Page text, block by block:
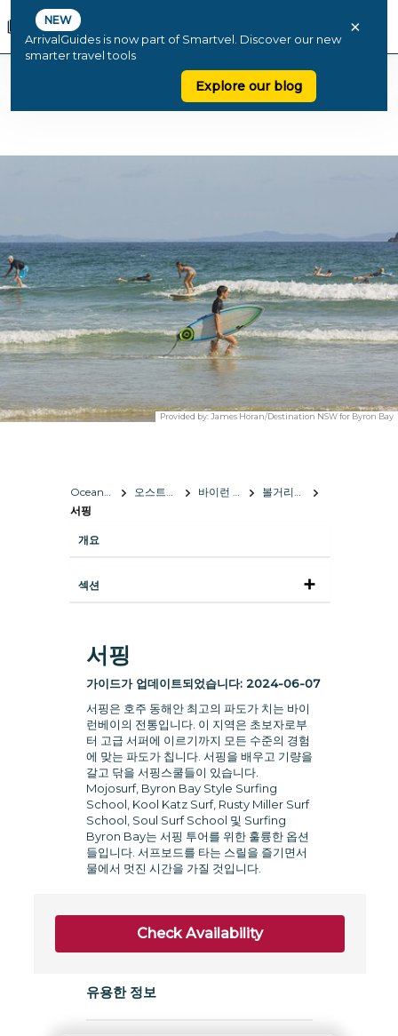
NEW
ArrivalGuides is now part of Smartvel. Discover our new
smarter travel tools
Explore our blog
×
Provided by: James Horan/Destination NSW for Byron Bay
Oceania 오스트레일리아 바이런 베이
볼거리와 즐길거리
서핑
개요
섹션
서핑
가이드가 업데이트되었습니다: 2024-06-07
서핑은 호주 동해안 최고의 파도가 치는 바이
런베이의 전통입니다. 이 지역은 초보자로부
터 고급 서퍼에 이르기까지 모든 수준의 경험
에 맞는 파도가 칩니다. 서핑을 배우고 기량을
갈고 닦을 서핑스쿨들이 있습니다.
Mojosurf, Byron Bay Style Surfing
School, Kool Katz Surf, Rusty Miller Surf
School, Soul Surf School 및 Surfing
Byron Bay는 서핑 투어를 위한 훌륭한 옵션
들입니다. 서프보드를 타는 스릴을 즐기면서
물에서 멋진 시간을 가질 것입니다.
유용한 정보
Check Availability